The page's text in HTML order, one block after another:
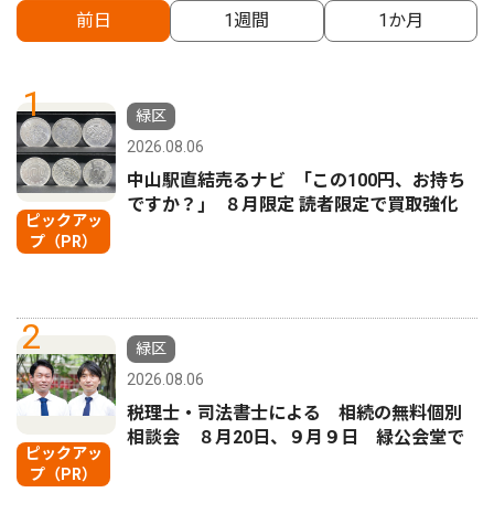
前日 1週間 1か月
1
ピックアッ
プ（PR）
緑区
2026.08.06
中山駅直結売るナビ ｢この100円、お持ち
ですか？｣ ８月限定 読者限定で買取強化
2
ピックアッ
プ（PR）
緑区
2026.08.06
税理士・司法書士による 相続の無料個別
相談会 ８月20日、９月９日 緑公会堂で